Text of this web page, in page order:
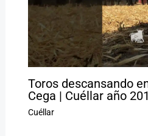
Toros descansando
Cega | Cuéllar año
Cuéllar